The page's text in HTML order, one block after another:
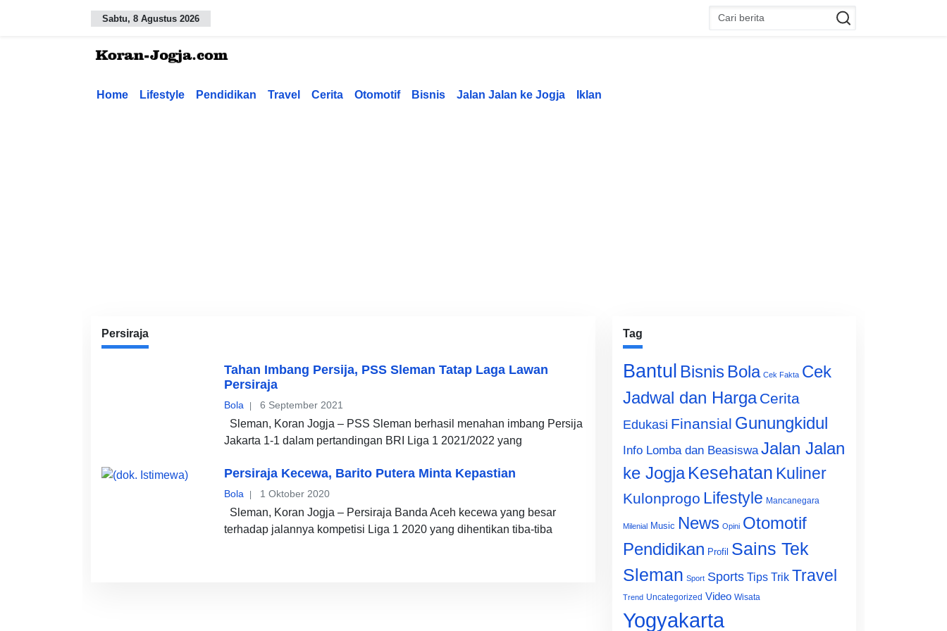
Sabtu, 8 Agustus 2026
Home Lifestyle Pendidikan Travel Cerita Otomotif Bisnis Jalan Jalan ke Jogja Iklan
Persiraja
Tahan Imbang Persija, PSS Sleman Tatap Laga Lawan
Persiraja
Bola 6 September 2021
Sleman, Koran Jogja – PSS Sleman berhasil menahan imbang Persija
Jakarta 1-1 dalam pertandingan BRI Liga 1 2021/2022 yang
Persiraja Kecewa, Barito Putera Minta Kepastian
Bola 1 Oktober 2020
Sleman, Koran Jogja – Persiraja Banda Aceh kecewa yang besar
terhadap jalannya kompetisi Liga 1 2020 yang dihentikan tiba-tiba
Tag
Bantul Bisnis Bola Cek Fakta Cek
Jadwal dan Harga Cerita
Edukasi Finansial Gunungkidul
Info Lomba dan Beasiswa Jalan Jalan
ke Jogja Kesehatan Kuliner
Kulonprogo Lifestyle Mancanegara
Milenial Music News Opini Otomotif
Pendidikan Profil Sains Tek
Sleman Sport Sports Tips Trik Travel
Trend Uncategorized Video Wisata
Yogyakarta